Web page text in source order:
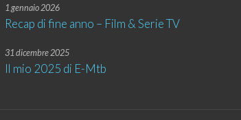
1 gennaio 2026
Recap di fine anno – Film & Serie TV
31 dicembre 2025
Il mio 2025 di E-Mtb